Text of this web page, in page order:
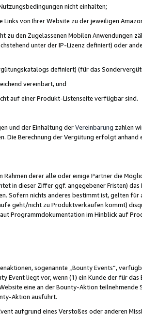
nicht einhalten;
von Ihrer Website zu der jeweiligen
zu den Zugelassenen Mobilen Anwendungen
unter der IP-Lizenz definiert) oder
definiert) (für das
vereinbart, und
auf einer Produkt-Listenseite verfügbar sind.
und der Einhaltung derVereinbarung zahlen
Die Berechnung der Vergütung erfolgt
derer alle oder einige Partner die
in dieser Ziffer ggf. angegebener Fristen)
Sofern nichts anderes bestimmt ist, gelten
geht/nicht zu Produktverkäufen kommt)
Programmdokumentation im Hinblick auf
sogenannte „Bounty Events“,
Event liegt vor, wenn (1) ein Kunde der für
eine an der Bounty-Aktion
Aktion ausführt.
aufgrund eines Verstoßes oder anderen